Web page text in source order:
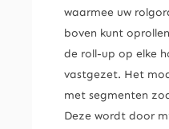
waarmee uw
boven kunt
de roll-up op elke
vastgezet. Het
met segmenten
Deze wordt door